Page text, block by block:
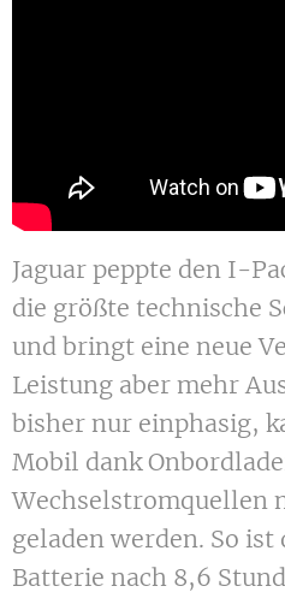
Jaguar peppte den I-
die größte technische
und bringt eine neue
Leistung aber mehr
bisher nur einphasig,
Mobil dank
Wechselstromquellen
geladen werden. So ist
Batterie nach 8,6